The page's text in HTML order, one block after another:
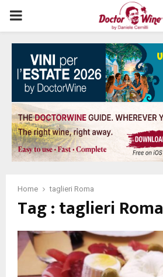
PRIMARY
MENU
Home taglieri Roma
Tag : taglieri Roma